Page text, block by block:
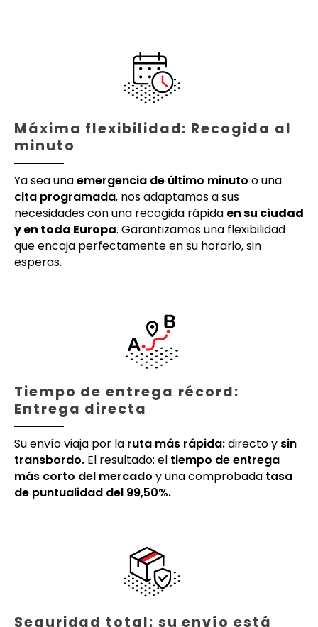
Máxima flexibilidad: Recogida al
minuto
Ya sea unaemergencia de último minuto o una
cita programada, nos adaptamos a sus
necesidades con una recogida rápida en su ciudad
y en toda Europa. Garantizamos una flexibilidad
que encaja perfectamente en su horario, sin
esperas.
Tiempo de entrega récord:
Entrega directa
Su envío viaja por la ruta más rápida:directo y sin
transbordo. El resultado: el tiempo de entrega
más corto del mercado y una comprobada tasa
de puntualidad del 99,50%.
Seguridad total: su envío está